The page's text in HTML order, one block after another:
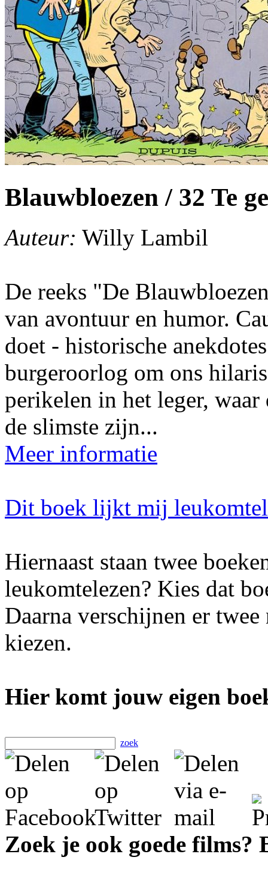
Blauwbloezen / 32 Te
Auteur: Willy Lambil
De reeks "De
van avontuur en humor.
doet - historische
burgeroorlog om ons
perikelen in het leger,
de slimste zijn...
Meer informatie
Dit boek lijkt mij
Hiernaast staan twee
leukomtelezen? Kies dat
Daarna verschijnen er
kiezen.
Hier komt jouw eigen
zoek
Zoek je ook goede films?